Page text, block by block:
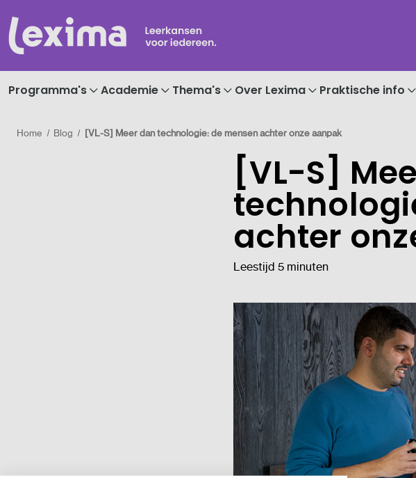
Programma's Academie Thema's Over Lexima Praktische info
Home Blog [VL-S] Meer dan technologie: de mensen achter onze aanpak
[VL-S]
achter
Leestijd 5 minuten